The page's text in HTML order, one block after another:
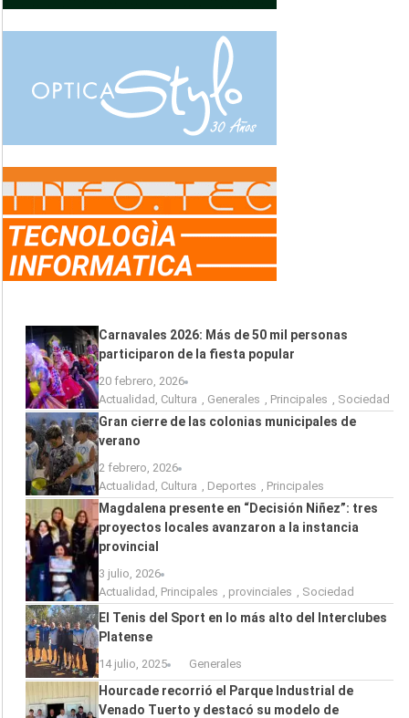
Carnavales 2026: Más de 50 mil personas
participaron de la fiesta popular
20 febrero, 2026
Actualidad , Cultura , Generales , Principales , Sociedad
Gran cierre de las colonias municipales de
verano
2 febrero, 2026
Actualidad , Cultura , Deportes , Principales
Magdalena presente en “Decisión Niñez”: tres
proyectos locales avanzaron a la instancia
provincial
3 julio, 2026
Actualidad , Principales , provinciales , Sociedad
El Tenis del Sport en lo más alto del Interclubes
Platense
14 julio, 2025 Generales
Hourcade recorrió el Parque Industrial de
Venado Tuerto y destacó su modelo de